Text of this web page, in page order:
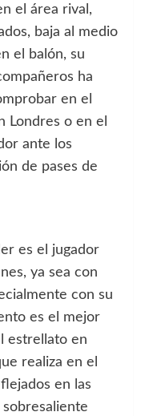
el área rival,
baja al medio
el balón, su
ha
en el
Londres o en el
ante los
de pases de
es el jugador
ya sea con
con su
es el mejor
estrellato en
realiza en el
en las